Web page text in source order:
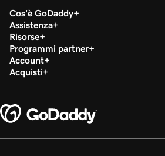
Cos'è GoDaddy
Assistenza
Risorse
Programmi partner
Account
Acquisti